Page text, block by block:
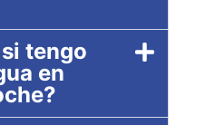
tengo
en